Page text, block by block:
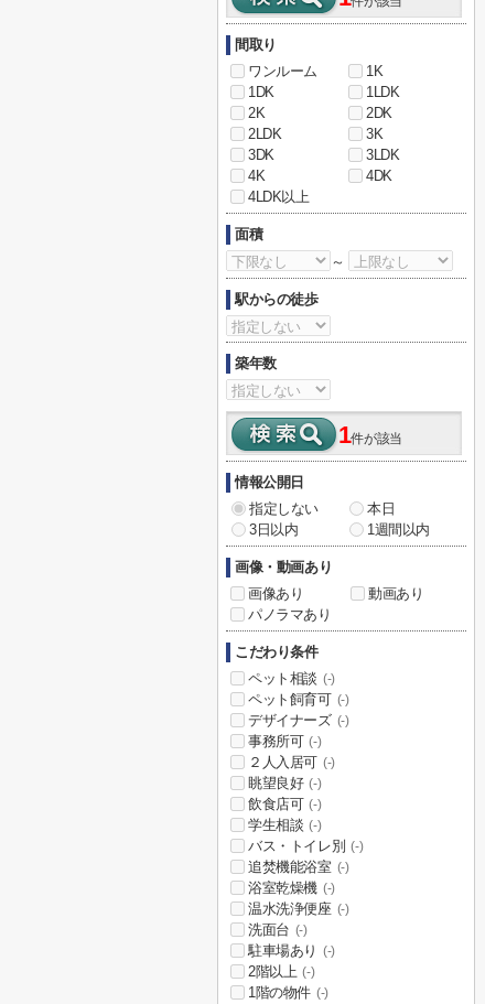
間取り
ワンルーム
1K
1DK
1LDK
2K
2DK
2LDK
3K
3DK
3LDK
4K
4DK
4LDK以上
面積
～
駅からの徒歩
築年数
1件が該当
情報公開日
指定しない
本日
3日以内
1週間以内
画像・動画あり
画像あり
動画あり
パノラマあり
こだわり条件
ペット相談 (-)
ペット飼育可 (-)
デザイナーズ (-)
事務所可 (-)
２人入居可 (-)
眺望良好 (-)
飲食店可 (-)
学生相談 (-)
バス・トイレ別 (-)
追焚機能浴室 (-)
浴室乾燥機 (-)
温水洗浄便座 (-)
洗面台 (-)
駐車場あり (-)
2階以上 (-)
1階の物件 (-)